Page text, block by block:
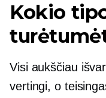
Kokio
Visi aukščiau
vertingi, o